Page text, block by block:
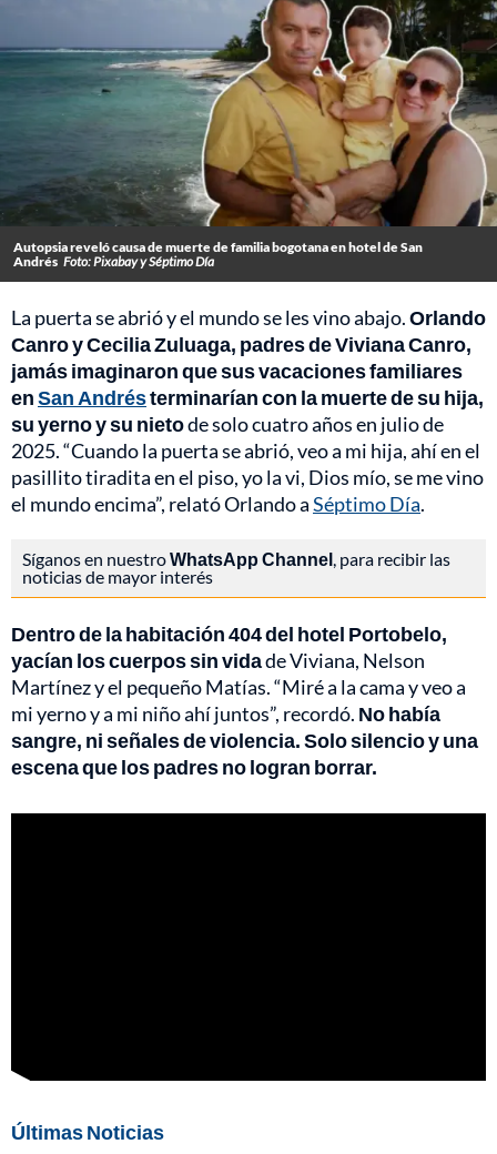
Autopsia reveló causa de muerte de familia bogotana en hotel de San
Andrés Foto: Pixabay y Séptimo Día
La puerta se abrió y el mundo se les vino abajo.Orlando
Canro y Cecilia Zuluaga, padres de Viviana Canro,
jamás imaginaron que sus vacaciones familiares
enSan Andrésterminarían con la muerte de su hija,
su yerno y su nietode solo cuatro años en julio de
2025. “Cuando la puerta se abrió, veo a mi hija, ahí en el
pasillito tiradita en el piso, yo la vi, Dios mío, se me vino
el mundo encima”, relató Orlando aSéptimo Día.
Síganos en nuestroWhatsApp Channel , para recibir las
noticias de mayor interés
Dentro de la habitación 404 del hotel Portobelo,
yacían los cuerpos sin vidade Viviana, Nelson
Martínez y el pequeño Matías. “Miré a la cama y veo a
mi yerno y a mi niño ahí juntos”, recordó. No había
sangre, ni señales de violencia. Solo silencio y una
escena que los padres no logran borrar.
Últimas Noticias